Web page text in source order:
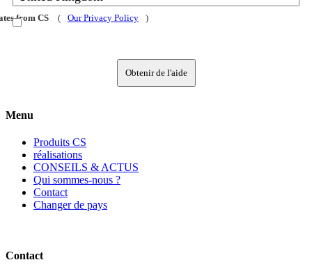
from CS ( Our Privacy Policy )
Obtenir de l'aide
Menu
Produits CS
réalisations
CONSEILS & ACTUS
Qui sommes-nous ?
Contact
Changer de pays
Contact